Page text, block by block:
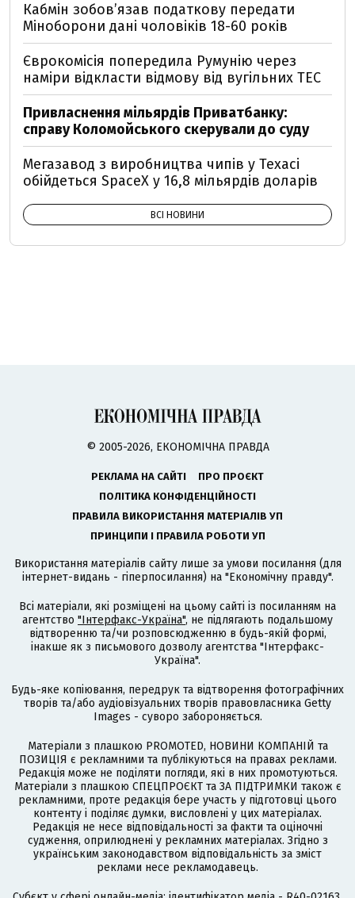
Кабмін зобовʼязав податкову передати
Міноборони дані чоловіків 18-60 років
Єврокомісія попередила Румунію через
наміри відкласти відмову від вугільних ТЕС
Привласнення мільярдів Приватбанку:
справу Коломойського скерували до суду
Мегазавод з виробництва чипів у Техасі
обійдеться SpaceX у 16,8 мільярдів доларів
ВСІ НОВИНИ
© 2005-2026, ЕКОНОМІЧНА ПРАВДА
РЕКЛАМА НА САЙТІ
ПРО ПРОЄКТ
ПОЛІТИКА КОНФІДЕНЦІЙНОСТІ
ПРАВИЛА ВИКОРИСТАННЯ МАТЕРІАЛІВ УП
ПРИНЦИПИ І ПРАВИЛА РОБОТИ УП
Використання матеріалів сайту лише за умови посилання (для
інтернет-видань - гіперпосилання) на "Економічну правду".
Всі матеріали, які розміщені на цьому сайті із посиланням на
агентство "Інтерфакс-Україна", не підлягають подальшому
відтворенню та/чи розповсюдженню в будь-якій формі,
інакше як з письмового дозволу агентства "Інтерфакс-
Україна".
Будь-яке копіювання, передрук та відтворення фотографічних
творів та/або аудіовізуальних творів правовласника Getty
Images - суворо забороняється.
Матеріали з плашкою PROMOTED, НОВИНИ КОМПАНІЙ та
ПОЗИЦІЯ є рекламними та публікуються на правах реклами.
Редакція може не поділяти погляди, які в них промотуються.
Матеріали з плашкою СПЕЦПРОЄКТ та ЗА ПІДТРИМКИ також є
рекламними, проте редакція бере участь у підготовці цього
контенту і поділяє думки, висловлені у цих матеріалах.
Редакція не несе відповідальності за факти та оціночні
судження, оприлюднені у рекламних матеріалах. Згідно з
українським законодавством відповідальність за зміст
реклами несе рекламодавець.